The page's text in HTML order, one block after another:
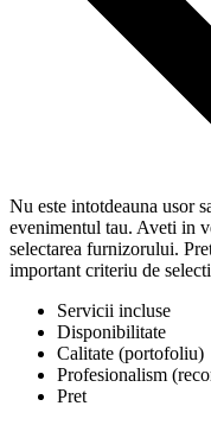
Nu este intotdeauna usor
evenimentul tau. Aveti in
selectarea furnizorului.
important criteriu de
Servicii incluse
Disponibilitate
Calitate (portofoliu)
Profesionalism
Pret